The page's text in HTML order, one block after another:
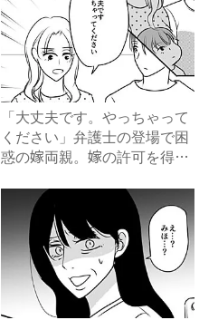
「大丈夫です。やっちゃって
ください」弁護士の登場で困
惑の嫁両親。嫁の許可を得た